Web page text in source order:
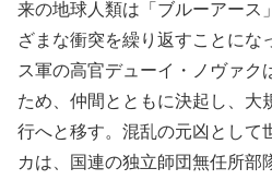
来の地球人類は「ブルーアース
ざまな衝突を繰り返すことにな
ス軍の高官デューイ・ノヴァク
ため、仲間とともに決起し、大
行へと移す。混乱の元凶として
カは、国連の独立師団無任所部